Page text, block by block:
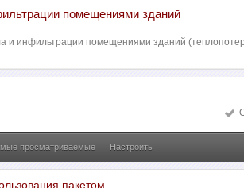
помещениями зданий
и инфильтрации помещениями зданий
просматриваемые Настроить
пакетом